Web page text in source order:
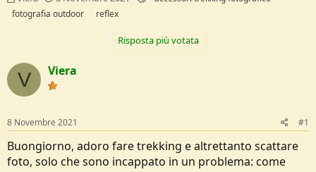
r
o
r
D
s
u
s
a
I
n
fotografia outdoor
reflex
Risposta più votata
V Viera
8 Novembre 2021 #1
Buongiorno, adoro fare trekking e altrettanto scattare
foto, solo che sono incappato in un problema: come